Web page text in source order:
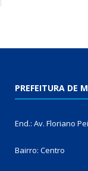
PREFEITURA DE
End.: Av. Floriano
Bairro: Centro